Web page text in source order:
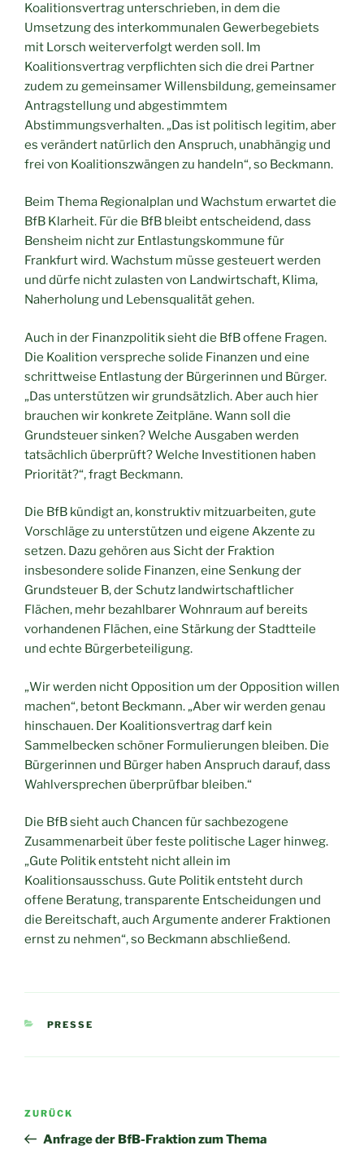
Koalitionsvertrag unterschrieben, in dem die
Umsetzung des interkommunalen Gewerbegebiets
mit Lorsch weiterverfolgt werden soll. Im
Koalitionsvertrag verpflichten sich die drei Partner
zudem zu gemeinsamer Willensbildung, gemeinsamer
Antragstellung und abgestimmtem
Abstimmungsverhalten. „Das ist politisch legitim, aber
es verändert natürlich den Anspruch, unabhängig und
frei von Koalitionszwängen zu handeln“, so Beckmann.
Beim Thema Regionalplan und Wachstum erwartet die
BfB Klarheit. Für die BfB bleibt entscheidend, dass
Bensheim nicht zur Entlastungskommune für
Frankfurt wird. Wachstum müsse gesteuert werden
und dürfe nicht zulasten von Landwirtschaft, Klima,
Naherholung und Lebensqualität gehen.
Auch in der Finanzpolitik sieht die BfB offene Fragen.
Die Koalition verspreche solide Finanzen und eine
schrittweise Entlastung der Bürgerinnen und Bürger.
„Das unterstützen wir grundsätzlich. Aber auch hier
brauchen wir konkrete Zeitpläne. Wann soll die
Grundsteuer sinken? Welche Ausgaben werden
tatsächlich überprüft? Welche Investitionen haben
Priorität?“, fragt Beckmann.
Die BfB kündigt an, konstruktiv mitzuarbeiten, gute
Vorschläge zu unterstützen und eigene Akzente zu
setzen. Dazu gehören aus Sicht der Fraktion
insbesondere solide Finanzen, eine Senkung der
Grundsteuer B, der Schutz landwirtschaftlicher
Flächen, mehr bezahlbarer Wohnraum auf bereits
vorhandenen Flächen, eine Stärkung der Stadtteile
und echte Bürgerbeteiligung.
„Wir werden nicht Opposition um der Opposition willen
machen“, betont Beckmann. „Aber wir werden genau
hinschauen. Der Koalitionsvertrag darf kein
Sammelbecken schöner Formulierungen bleiben. Die
Bürgerinnen und Bürger haben Anspruch darauf, dass
Wahlversprechen überprüfbar bleiben.“
Die BfB sieht auch Chancen für sachbezogene
Zusammenarbeit über feste politische Lager hinweg.
„Gute Politik entsteht nicht allein im
Koalitionsausschuss. Gute Politik entsteht durch
offene Beratung, transparente Entscheidungen und
die Bereitschaft, auch Argumente anderer Fraktionen
ernst zu nehmen“, so Beckmann abschließend.
KATEGORIEN
PRESSE
Beitragsnavigation
Vorheriger
Beitrag
ZURÜCK
Anfrage der BfB-Fraktion zum Thema